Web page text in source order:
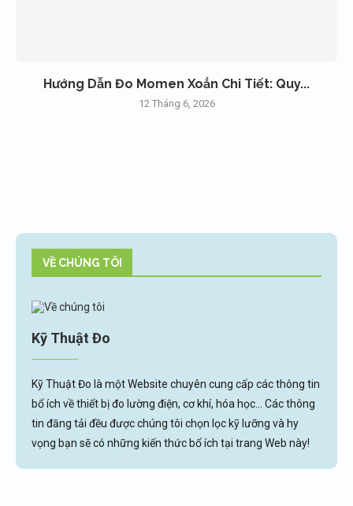
Hướng Dẫn Đo Momen Xoắn Chi Tiết: Quy...
12 Tháng 6, 2026
VỀ CHÚNG TÔI
Kỹ Thuật Đo
Kỹ Thuật Đo là một Website chuyên cung cấp các thông tin
bổ ích về thiết bị đo lường điện, cơ khí, hóa học... Các thông
tin đăng tải đều được chúng tôi chọn lọc kỹ lưỡng và hy
vọng bạn sẽ có những kiến thức bổ ích tại trang Web này!